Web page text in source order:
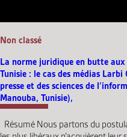
Non classé
La norme juridique en butte
Tunisie : le cas des médias
presse et des sciences de
Manouba, Tunisie),
Résumé Nous partons du